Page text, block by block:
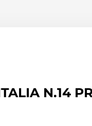
N.14